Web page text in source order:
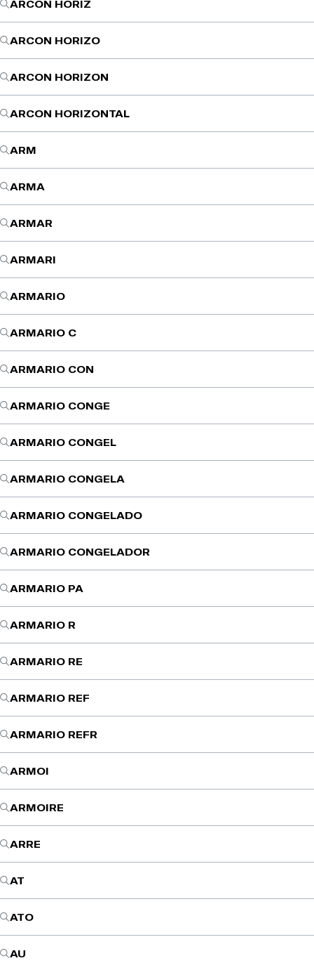
ARCON HORIZ
ARCON HORIZO
ARCON HORIZON
ARCON HORIZONTAL
ARM
ARMA
ARMAR
ARMARI
ARMARIO
ARMARIO C
ARMARIO CON
ARMARIO CONGE
ARMARIO CONGEL
ARMARIO CONGELA
ARMARIO CONGELADO
ARMARIO CONGELADOR
ARMARIO PA
ARMARIO R
ARMARIO RE
ARMARIO REF
ARMARIO REFR
ARMOI
ARMOIRE
ARRE
AT
ATO
AU